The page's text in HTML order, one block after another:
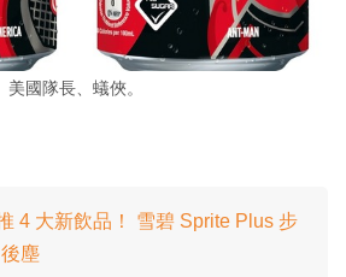
美國隊長、蟻俠。
4 大新飲品！ 雪碧 Sprite Plus 步
塵